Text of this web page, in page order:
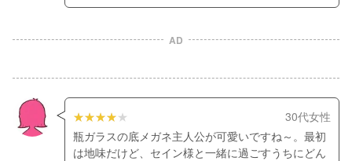
AD
30代女性
瓶ガラスの底メガネ主人公が可愛いですね～。最初
は地味だけど、セイン様と一緒に過ごすうちにどん